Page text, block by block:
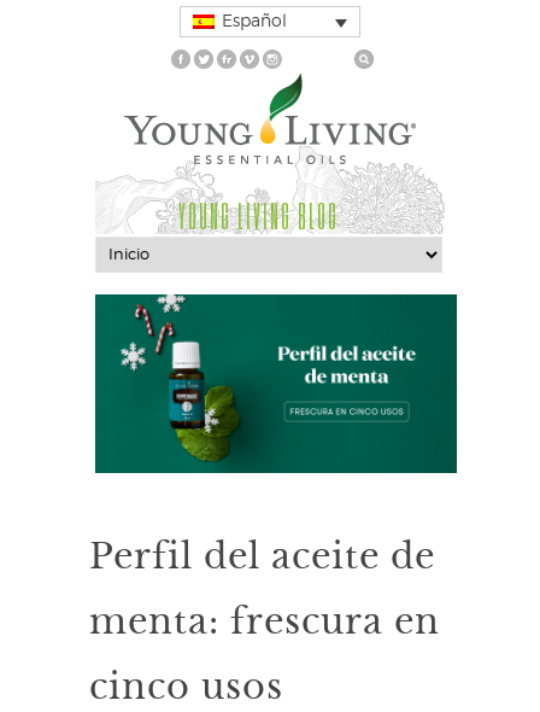
Español
YOUNG LIVING BLOG
Perfil del aceite de
menta: frescura en
cinco usos